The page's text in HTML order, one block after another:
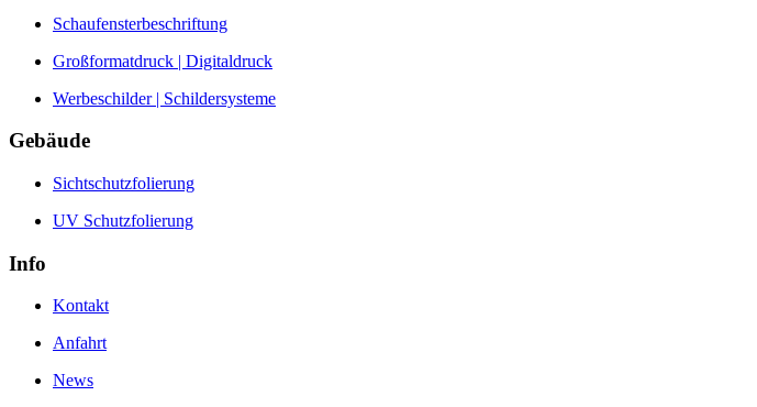
Schaufensterbeschriftung
Großformatdruck | Digitaldruck
Werbeschilder | Schildersysteme
Gebäude
Sichtschutzfolierung
UV Schutzfolierung
Info
Kontakt
Anfahrt
News